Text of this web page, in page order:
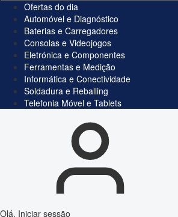
Ofertas do dia
Automóvel e Diagnóstico
Baterias e Carregadores
Consolas e Videojogos
Eletrónica e Componentes
Ferramentas e Medição
Informática e Conectividade
Soldadura e Reballing
Telefonia Móvel e Tablets
Olá, Iniciar sessão